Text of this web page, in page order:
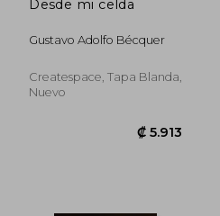
Desde mi celda
Gustavo Adolfo Bécquer
Createspace, Tapa Blanda,
Nuevo